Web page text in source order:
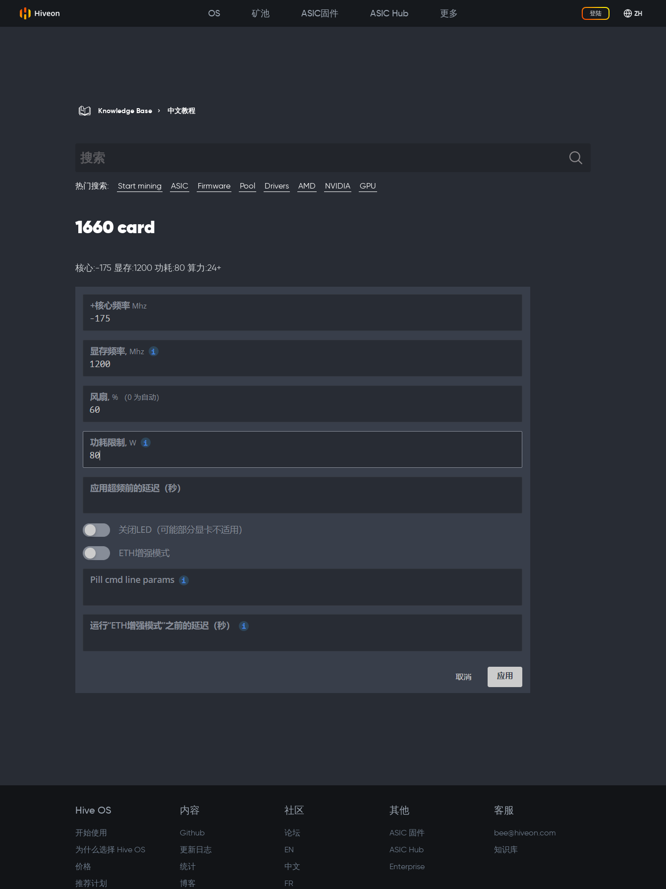
OS 矿池 ASIC固件 ASIC Hub 更多 登陆 ZH
Knowledge Base 中文教程
热门搜索: Start mining ASIC Firmware Pool Drivers AMD NVIDIA GPU
1660 card
核心:-175 显存:1200 功耗:80 算力:24+
Hive OS
开始使用
为什么选择 Hive OS
价格
推荐计划
内容
Github
更新日志
统计
博客
社区
论坛
EN
中文
FR
其他
ASIC 固件
ASIC Hub
Enterprise
客服
bee@hiveon.com
知识库